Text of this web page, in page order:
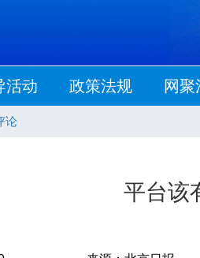
活动 政策法规 网
论
平台该